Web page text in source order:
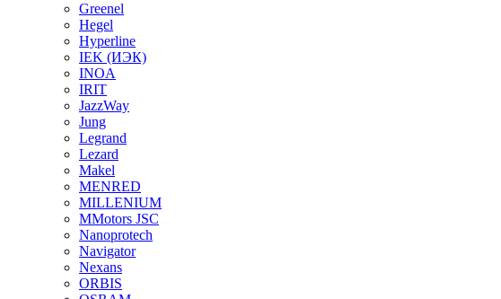
Greenel
Hegel
Hyperline
IEK (ИЭК)
INOA
IRIT
JazzWay
Jung
Legrand
Lezard
Makel
MENRED
MILLENIUM
MMotors JSC
Nanoprotech
Navigator
Nexans
ORBIS